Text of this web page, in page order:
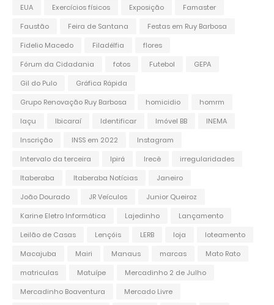
EUA
Exercícios físicos Exposição
Famaster
Faustão
Feira de Santana
Festas em Ruy Barbosa
Fidelio Macedo
Filadélfia
flores
Fórum da Cidadania
fotos Futebol
GEPA
Gil do Pulo
Gráfica Rápida
Grupo Renovação Ruy Barbosa
homicidio
homrm
Iaçu
Ibicaraí Identificar Imóvel BB
INEMA
Inscrição
INSS em 2022
Instagram
Intervalo da terceira
Ipirá Irecê
irregularidades
Itaberaba
Itaberaba Notícias
Janeiro
João Dourado
JR Veículos
Junior Queiroz
Karine Eletro Informática
Lajedinho
Lançamento
Leilão de Casas
Lençóis LERB loja
loteamento
Macajuba
Mairi Manaus marcas
Mato Rato
matriculas
Matuípe
Mercadinho 2 de Julho
Mercadinho Boaventura
Mercado Livre